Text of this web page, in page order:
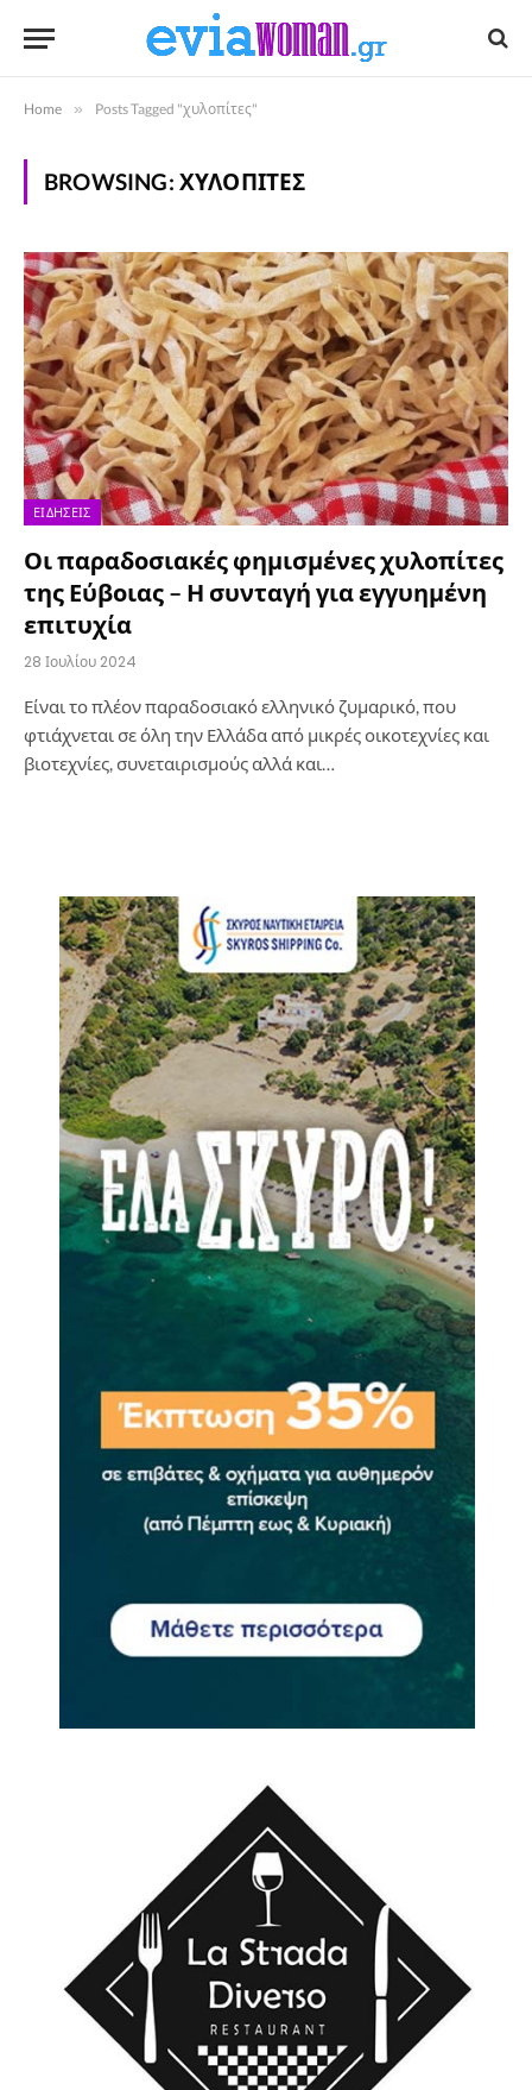
Home » Posts Tagged "χυλοπίτες"
BROWSING: ΧΥΛΟΠΊΤΕΣ
ΕΙΔΉΣΕΙΣ
Οι παραδοσιακές φημισμένες χυλοπίτες
της Εύβοιας – Η συνταγή για εγγυημένη
επιτυχία
28 Ιουλίου 2024
Είναι το πλέον παραδοσιακό ελληνικό ζυμαρικό, που
φτιάχνεται σε όλη την Ελλάδα από μικρές οικοτεχνίες και
βιοτεχνίες, συνεταιρισμούς αλλά και…